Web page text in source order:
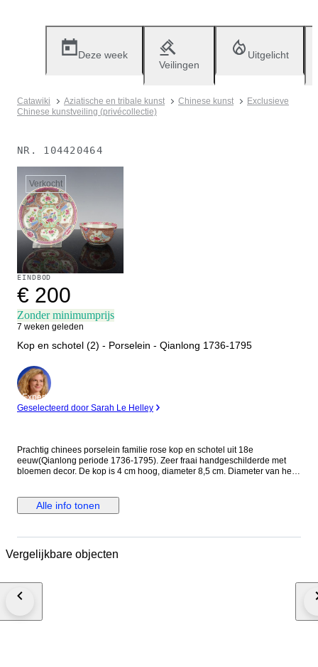
Deze week
Veilingen
Uitgelicht
Catawiki Aziatische en tribale kunst Chinese kunst
Exclusieve
Chinese kunstveiling (privécollectie)
NR. 104420464
Verkocht
EINDBOD
€ 200
Zonder minimumprijs
7 weken geleden
Kop en schotel (2) - Porselein - Qianlong 1736-1795
Expert
Geselecteerd door Sarah Le Helley
Prachtig chinees porselein familie rose kop en schotel uit 18e
eeuw(Qianlong periode 1736-1795). Zeer fraai handgeschilderde met
bloemen decor. De kop is 4 cm hoog, diameter 8,5 cm. Diameter van het
zorgvuldig ingepakt en aangetekend verzonden.
Alle info tonen
Vergelijkbare objecten